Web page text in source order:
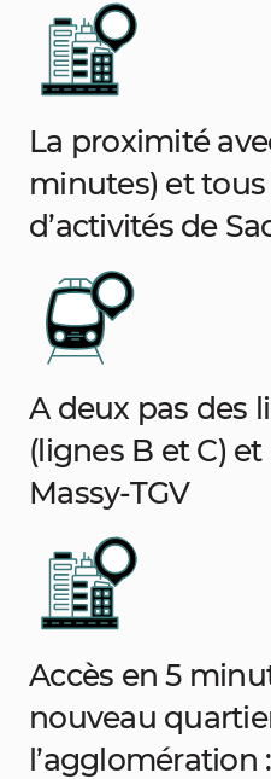
La proximité
minutes) et tous
d’activités de
A deux pas des
(lignes B et C)
Massy-TGV
Accès en 5
nouveau
l’agglomération